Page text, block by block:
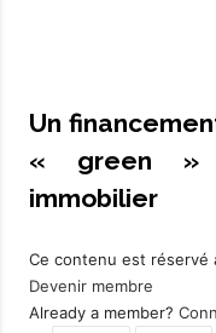
Un
« green »
immobilier
Ce contenu est réservé
Devenir membre
Already a member?